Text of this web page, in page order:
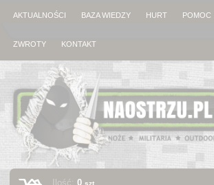
AKTUALNOŚCI BAZA WIEDZY HURT POMOC
ZWROTY KONTAKT
Ilość:0szt